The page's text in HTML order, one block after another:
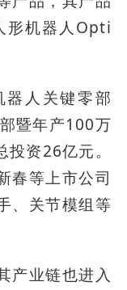
形机器人Opti
器人关键零部
暨年产100万
资26亿元。
春等上市公司
、关节模组等
产业链也进入